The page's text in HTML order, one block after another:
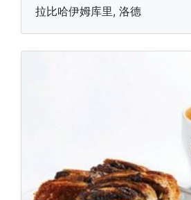
拉比哈伊姆库里, 洛德